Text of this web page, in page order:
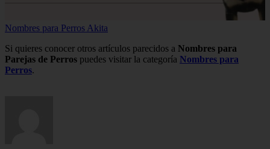
Nombres para Perros Akita
Si quieres conocer otros artículos parecidos a Nombres para
Parejas de Perros puedes visitar la categoría Nombres para
Perros.